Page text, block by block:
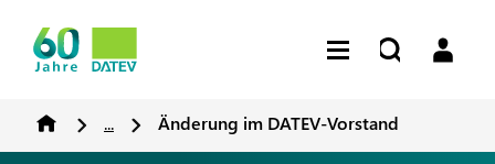
... Änderung im DATEV-Vorstand